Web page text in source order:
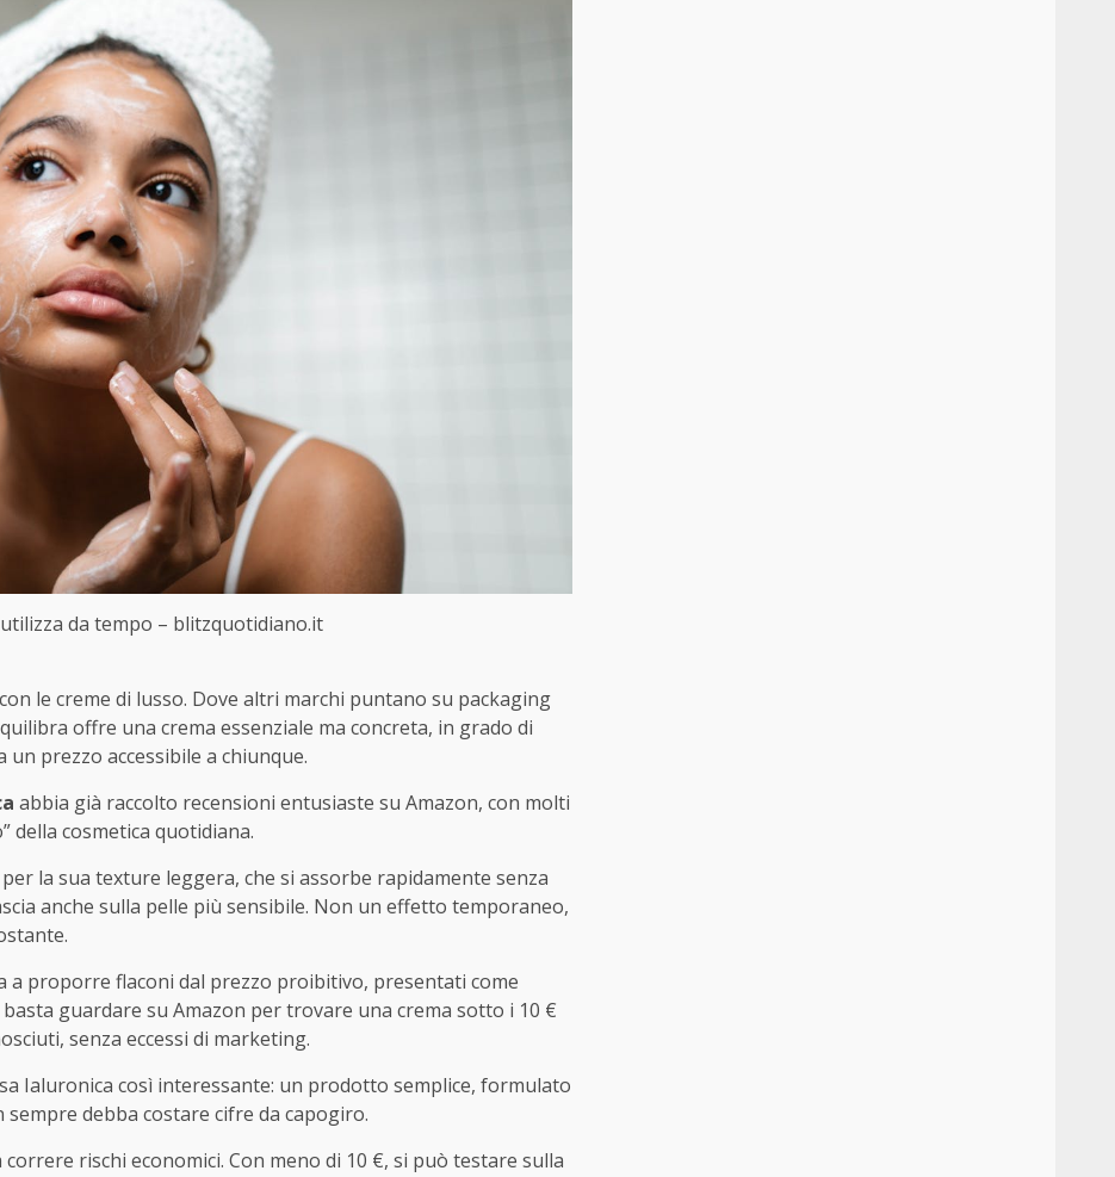
da tempo – blitzquotidiano.it
le creme di lusso. Dove altri marchi puntano su packaging
offre una crema essenziale ma concreta, in grado di
prezzo accessibile a chiunque.
abbia già raccolto recensioni entusiaste su Amazon, con molti
della cosmetica quotidiana.
la sua texture leggera, che si assorbe rapidamente senza
anche sulla pelle più sensibile. Non un effetto temporaneo,
a proporre flaconi dal prezzo proibitivo, presentati come
guardare su Amazon per trovare una crema sotto i 10 €
senza eccessi di marketing.
Ialuronica così interessante: un prodotto semplice, formulato
debba costare cifre da capogiro.
rischi economici. Con meno di 10 €, si può testare sulla